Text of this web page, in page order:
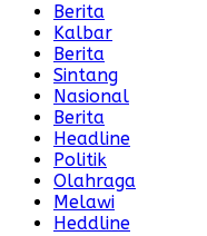
Berita
Kalbar
Berita
Sintang
Nasional
Berita
Headline
Politik
Olahraga
Melawi
Heddline